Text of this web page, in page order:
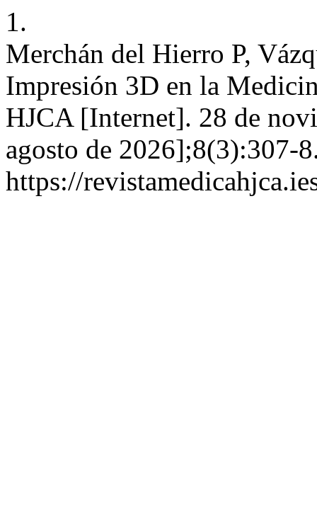
1.
Merchán del Hierro P,
Impresión 3D en la
HJCA [Internet]. 28 de
agosto de 2026];8(3):307-
https://